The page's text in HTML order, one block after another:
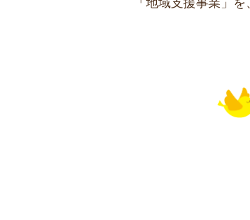
「地域支援事業」